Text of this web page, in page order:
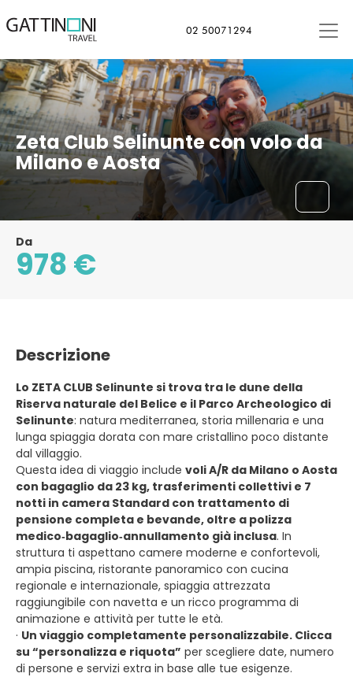
02 50071294
Zeta Club Selinunte con volo da
Milano e Aosta
Da
978 €
Descrizione
Lo ZETA CLUB Selinunte si trova tra le dune della
Riserva naturale del Belice e il Parco Archeologico di
Selinunte: natura mediterranea, storia millenaria e una
lunga spiaggia dorata con mare cristallino poco distante
dal villaggio.
Questa idea di viaggio include voli A/R da Milano o Aosta
con bagaglio da 23 kg, trasferimenti collettivi e 7
notti in camera Standard con trattamento di
pensione completa e bevande, oltre a polizza
medico‑bagaglio‑annullamento già inclusa. In
struttura ti aspettano camere moderne e confortevoli,
ampia piscina, ristorante panoramico con cucina
regionale e internazionale, spiaggia attrezzata
raggiungibile con navetta e un ricco programma di
animazione e attività per tutte le età.
· Un viaggio completamente personalizzabile. Clicca
su “personalizza e riquota” per scegliere date, numero
di persone e servizi extra in base alle tue esigenze.